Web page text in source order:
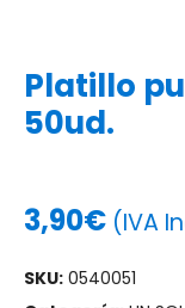
Platillo
50ud.
3,90€ (IVA
SKU: 0540051